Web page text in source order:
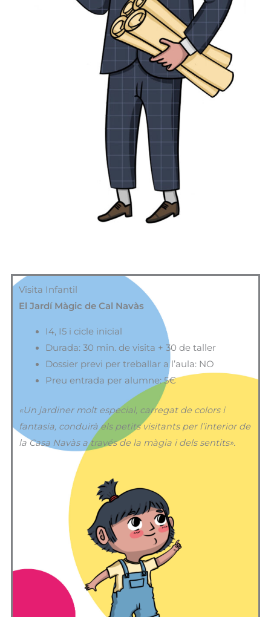
Visita Infantil
El Jardí Màgic de Cal Navàs
I4, I5 i cicle inicial
Durada: 30 min. de visita + 30 de taller
Dossier previ per treballar a l’aula: NO
Preu entrada per alumne: 5€
«Un jardiner molt especial, carregat de colors i
fantasia, conduirà els petits visitants per l’interior de
la Casa Navàs a través de la màgia i dels sentits».